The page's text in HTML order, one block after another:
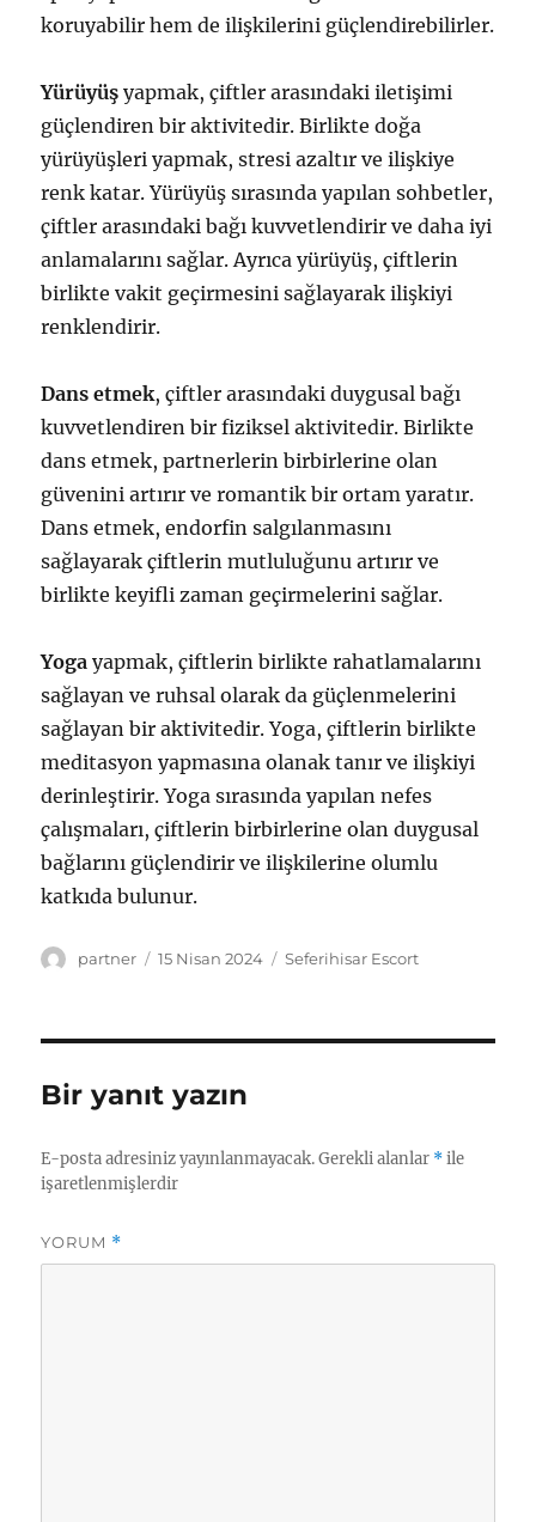
koruyabilir hem de ilişkilerini güçlendirebilirler.
Yürüyüş yapmak, çiftler arasındaki iletişimi
güçlendiren bir aktivitedir. Birlikte doğa
yürüyüşleri yapmak, stresi azaltır ve ilişkiye
renk katar. Yürüyüş sırasında yapılan sohbetler,
çiftler arasındaki bağı kuvvetlendirir ve daha iyi
anlamalarını sağlar. Ayrıca yürüyüş, çiftlerin
birlikte vakit geçirmesini sağlayarak ilişkiyi
renklendirir.
Dans etmek, çiftler arasındaki duygusal bağı
kuvvetlendiren bir fiziksel aktivitedir. Birlikte
dans etmek, partnerlerin birbirlerine olan
güvenini artırır ve romantik bir ortam yaratır.
Dans etmek, endorfin salgılanmasını
sağlayarak çiftlerin mutluluğunu artırır ve
birlikte keyifli zaman geçirmelerini sağlar.
Yoga yapmak, çiftlerin birlikte rahatlamalarını
sağlayan ve ruhsal olarak da güçlenmelerini
sağlayan bir aktivitedir. Yoga, çiftlerin birlikte
meditasyon yapmasına olanak tanır ve ilişkiyi
derinleştirir. Yoga sırasında yapılan nefes
çalışmaları, çiftlerin birbirlerine olan duygusal
bağlarını güçlendirir ve ilişkilerine olumlu
katkıda bulunur.
Yazar
partner
Yayın
15 Nisan 2024 Kategoriler
Seferihisar Escort
Bir yanıt yazın
E-posta adresiniz yayınlanmayacak. Gerekli alanlar *ile
işaretlenmişlerdir
YORUM *